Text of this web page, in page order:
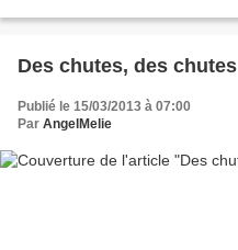
Des chutes, des chutes
Publié le 15/03/2013 à 07:00
Par AngelMelie